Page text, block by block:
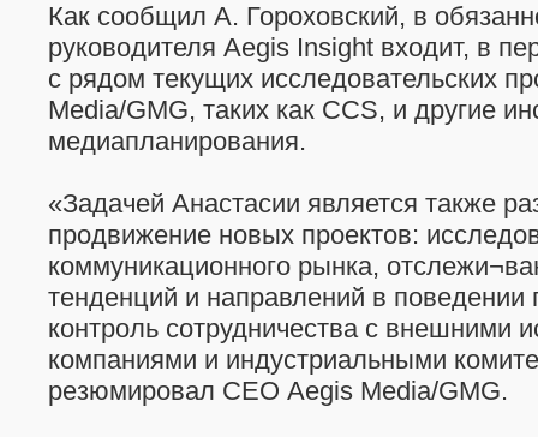
Как сообщил А. Гороховский, в
руководителя Aegis Insight входит, в
с рядом текущих исследовательских
Media/GMG, таких как CCS, и другие
медиапланирования.
«Задачей Анастасии является также
продвижение новых проектов:
коммуникационного рынка,
тенденций и направлений в поведении
контроль сотрудничества с внешними
компаниями и индустриальными
резюмировал СЕО Aegis Media/GMG.